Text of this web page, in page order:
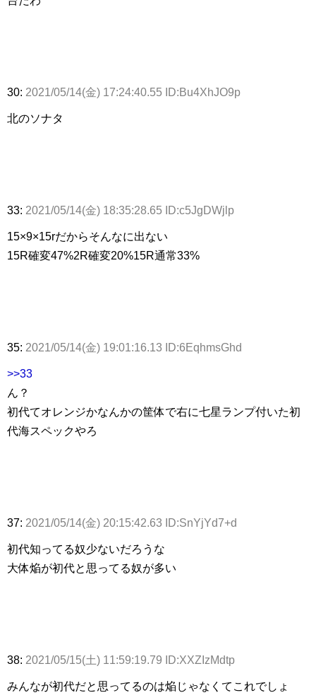
30: 2021/05/14(金) 17:24:40.55 ID:Bu4XhJO9p
北のソナタ
33: 2021/05/14(金) 18:35:28.65 ID:c5JgDWjlp
15×9×15rだからそんなに出ない
15R確変47%2R確変20%15R通常33%
35: 2021/05/14(金) 19:01:16.13 ID:6EqhmsGhd
>>33
ん？
初代てオレンジかなんかの筐体で右に七星ランプ付いた初
代海スペックやろ
37: 2021/05/14(金) 20:15:42.63 ID:SnYjYd7+d
初代知ってる奴少ないだろうな
大体焔が初代と思ってる奴が多い
38: 2021/05/15(土) 11:59:19.79 ID:XXZIzMdtp
みんなが初代だと思ってるのは焔じゃなくてこれでしょ